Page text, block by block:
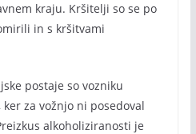
kraju. Kršitelji so se po
in s kršitvami
postaje so vozniku
za vožnjo ni posedoval
alkoholiziranosti je